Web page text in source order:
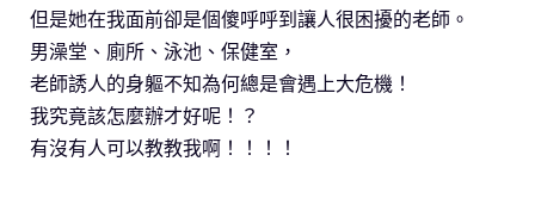
但是她在我面前卻是個傻呼呼到讓人很困擾的老師。
男澡堂、廁所、泳池、保健室，
老師誘人的身軀不知為何總是會遇上大危機！
我究竟該怎麼辦才好呢！？
有沒有人可以教教我啊！！！！